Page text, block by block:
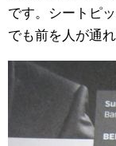
です。シートピ
でも前を人が通れ